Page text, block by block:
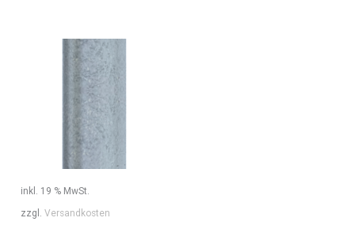
inkl. 19 % MwSt.
zzgl.Versandkosten